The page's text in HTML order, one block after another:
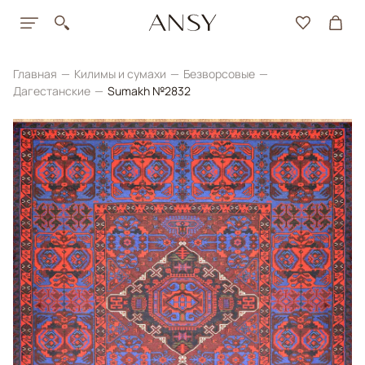
Главная Килимы и сумахи
Безворсовые
Дагестанские
Sumakh №2832